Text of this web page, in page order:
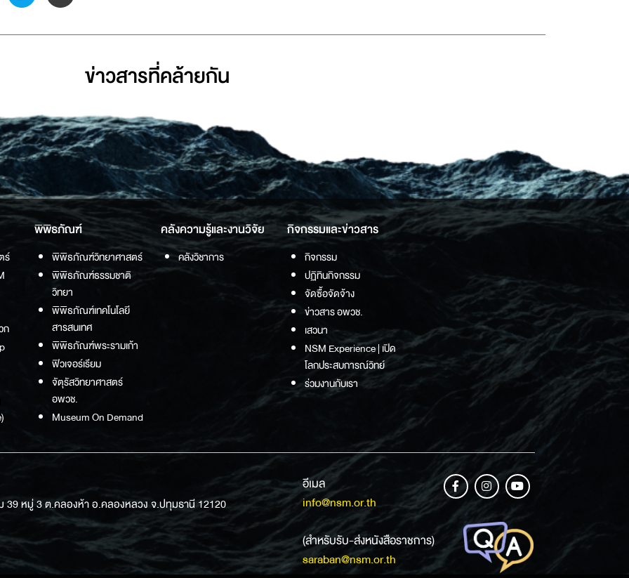
ข่าวสารที่่คล้ายกัน
ร์
ก
พิพิธภัณฑ์
พิพิธภัณฑ์วิทยาศาสตร์
พิพิธภัณฑ์ธรรมชาติ
วิทยา
พิพิธภัณฑ์เทคโนโลยี
สารสนเทศ
พิพิธภัณฑ์พระรามเก้า
ฟิวเจอร์เรียม
จัตุรัสวิทยาศาสตร์
อพวช.
Museum On Demand
คลังความรู้และงานวิจัย
คลังวิชาการ
กิจกรรมและข่าวสาร
กิจกรรม
ปฏิทินกิจกรรม
จัดซื้อจัดจ้าง
ข่าวสาร อพวช.
เสวนา
NSM Experience | เปิด
โลกประสบการณ์วิทย์
ร่วมงานกับเรา
39 หมู่ 3 ต.คลองห้า อ.คลองหลวง จ.ปทุมธานี 12120
อีเมล
info@nsm.or.th
(สำหรับรับ-ส่งหนังสือราชการ)
saraban@nsm.or.th